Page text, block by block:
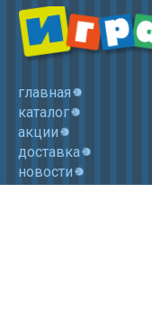
главная
каталог
акции
доставка
новости